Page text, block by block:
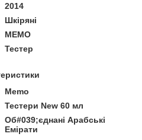
2014
Шкіряні
MEMO
Тестер
Memo
Тестери New 60 мл
Об#039;єднані Арабські
Емірати